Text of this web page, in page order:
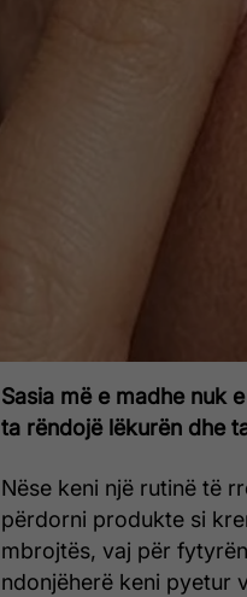
Sasia më e madhe nuk
ta rëndojë lëkurën dhe
Nëse keni një rutinë të
përdorni produkte si
mbrojtës, vaj për
ndonjëherë keni pyetur